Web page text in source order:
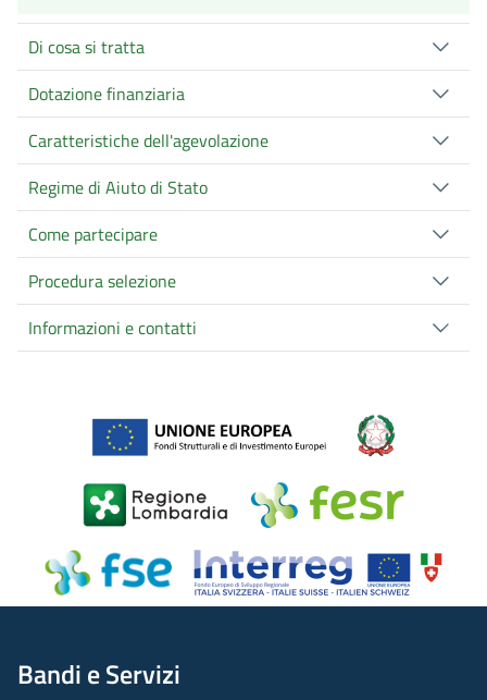
Di cosa si tratta
Dotazione finanziaria
Caratteristiche dell'agevolazione
Regime di Aiuto di Stato
Come partecipare
Procedura selezione
Informazioni e contatti
Bandi e Servizi